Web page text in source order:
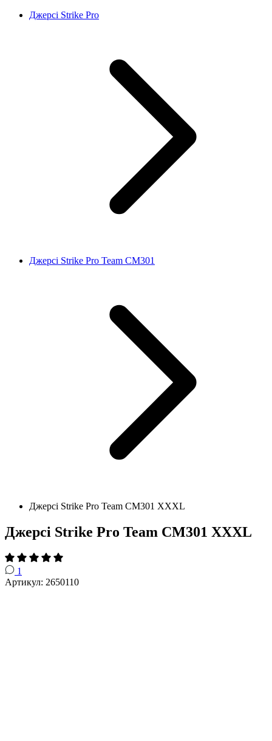
Джерсі Strike Pro
Джерсі Strike Pro Team CM301
Джерсі Strike Pro Team CM301 XXXL
Джерсі Strike Pro Team CM301 XXXL
1
Артикул: 2650110